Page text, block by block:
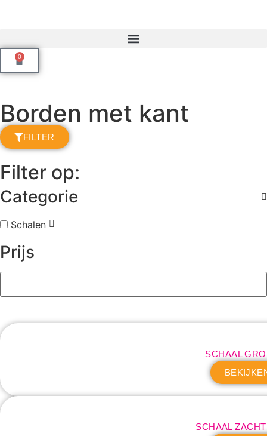
0
Borden met kant
FILTER
Filter op:
Categorie
Schalen
Prijs
SCHAAL
SCHAAL